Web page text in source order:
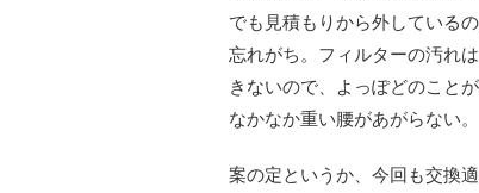
でも見積もりから外している
忘れがち。フィルターの汚れ
きないので、よっぽどのこと
なかなか重い腰があがらない。
案の定というか、今回も交換